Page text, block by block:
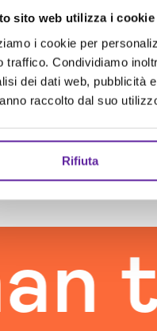
sito web utilizza i cookie
i cookie per
traffico. Condividiamo
dei dati web, pubblicità
raccolto dal suo
Rifiuta